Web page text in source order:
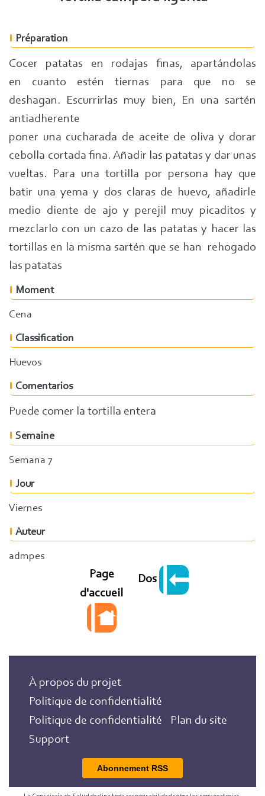
Préparation
Cocer patatas en rodajas finas, apartándolas
en cuanto estén tiernas para que no se
deshagan. Escurrirlas muy bien, En una sartén
antiadherente
poner una cucharada de aceite de oliva y dorar
cebolla cortada fina. Añadir las patatas y dar unas
vueltas. Para una tortilla por persona hay que
batir una yema y dos claras de huevo, añadirle
medio diente de ajo y perejil muy picaditos y
mezclarlo con un cazo de las patatas y hacer las
tortillas en la misma sartén que se han rehogado
las patatas
Moment
Cena
Classification
Huevos
Comentarios
Puede comer la tortilla entera
Semaine
Semana 7
Jour
Viernes
Auteur
admpes
Page
d'accueil
Dos
À propos du projet
Politique de confidentialité
Politique de confidentialité
Plan du site
Support
Abonnement RSS